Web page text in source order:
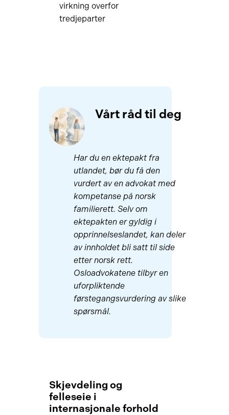
virkning overfor
tredjeparter
Vårt råd til deg
Har du en ektepakt fra
utlandet, bør du få den
vurdert av en advokat med
kompetanse på norsk
familierett. Selv om
ektepakten er gyldig i
opprinnelseslandet, kan deler
av innholdet bli satt til side
etter norsk rett.
Osloadvokatene tilbyr en
uforpliktende
førstegangsvurdering av slike
spørsmål.
Skjevdeling og
felleseie i
internasjonale forhold